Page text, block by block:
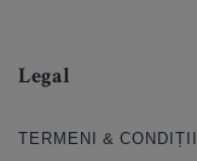
Legal
TERMENI & CONDIȚII